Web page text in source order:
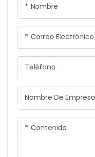
Nombre
Correo Electrónico
Teléfono
Nombre De Empresa
Contenido
transferencia de datos